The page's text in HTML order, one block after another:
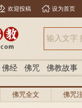
欢迎投稿 设为首页
佛经 佛咒 佛教故事
佛咒全文 佛咒